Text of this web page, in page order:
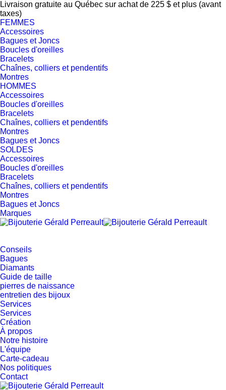
Livraison gratuite au Québec sur achat de 225 $ et plus (avant
taxes)
FEMMES
Accessoires
Bagues et Joncs
Boucles d'oreilles
Bracelets
Chaînes, colliers et pendentifs
Montres
HOMMES
Accessoires
Boucles d'oreilles
Bracelets
Chaînes, colliers et pendentifs
Montres
Bagues et Joncs
SOLDES
Accessoires
Boucles d'oreilles
Bracelets
Chaînes, colliers et pendentifs
Montres
Bagues et Joncs
Marques
Conseils
Bagues
Diamants
Guide de taille
pierres de naissance
entretien des bijoux
Services
Services
Création
À propos
Notre histoire
L'équipe
Carte-cadeau
Nos politiques
Contact